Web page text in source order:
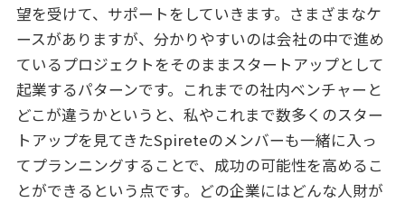
望を受けて、サポートをしていきます。さまざまなケ
ースがありますが、分かりやすいのは会社の中で進め
ているプロジェクトをそのままスタートアップとして
起業するパターンです。これまでの社内ベンチャーと
どこが違うかというと、私やこれまで数多くのスター
トアップを見てきたSpireteのメンバーも一緒に入っ
てプランニングすることで、成功の可能性を高めるこ
とができるという点です。どの企業にはどんな人財が